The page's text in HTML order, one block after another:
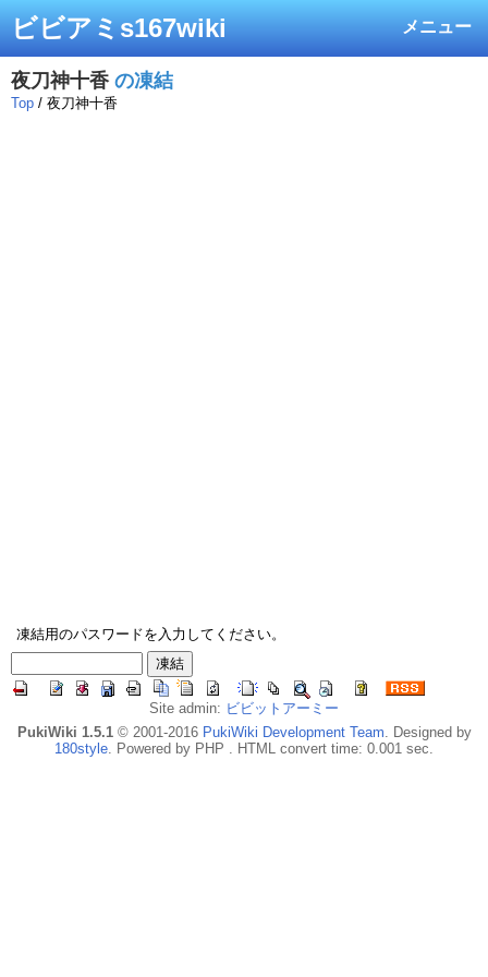
メニュー
ビビアミs167wiki
夜刀神十香 の凍結
Top / 夜刀神十香
凍結用のパスワードを入力してください。
Site admin: ビビットアーミー
PukiWiki 1.5.1© 2001-2016 PukiWiki Development Team. Designed by
180style. Powered by PHP . HTML convert time: 0.001 sec.